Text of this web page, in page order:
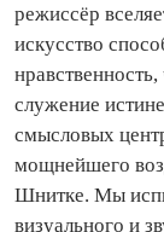
режиссёр
искусство
служение
смысловых
мощнейшего
Шнитке. Мы
визуального и